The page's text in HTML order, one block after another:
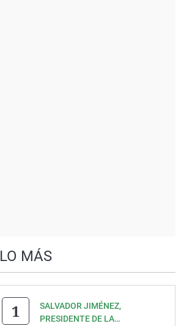
LO MÁS
SALVADOR JIMÉNEZ,
PRESIDENTE DE LA